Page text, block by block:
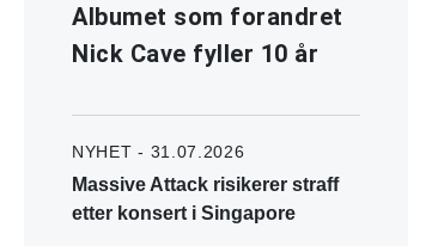
Albumet som forandret
Nick Cave fyller 10 år
NYHET - 31.07.2026
Massive Attack risikerer straff
etter konsert i Singapore